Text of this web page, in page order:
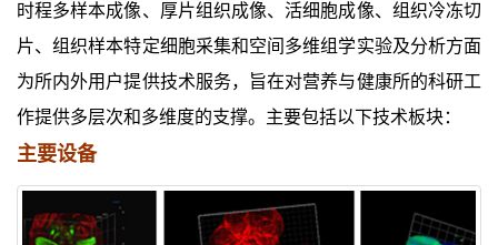
时程多样本成像、厚片组织成像、活细胞成像、组织冷冻切
片、组织样本特定细胞采集和空间多维组学实验及分析方面
为所内外用户提供技术服务，旨在对营养与健康所的科研工
作提供多层次和多维度的支撑。 主要包括以下技术板块：
主要设备